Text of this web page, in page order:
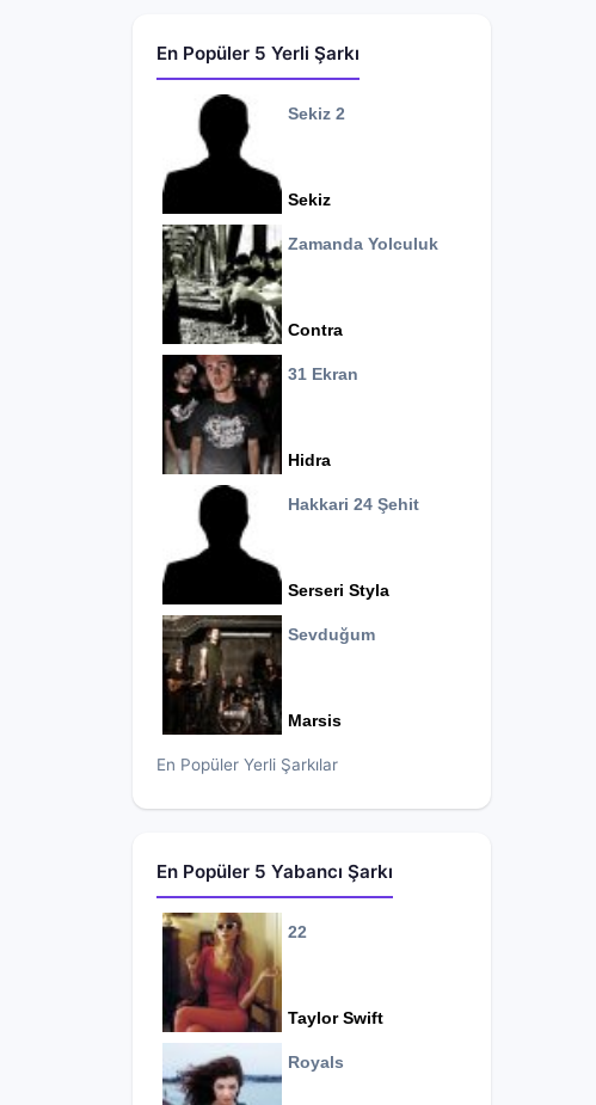
En Popüler 5 Yerli Şarkı
Sekiz 2
Sekiz
Zamanda Yolculuk
Contra
31 Ekran
Hidra
Hakkari 24 Şehit
Serseri Styla
Sevduğum
Marsis
En Popüler Yerli Şarkılar
En Popüler 5 Yabancı Şarkı
22
Taylor Swift
Royals